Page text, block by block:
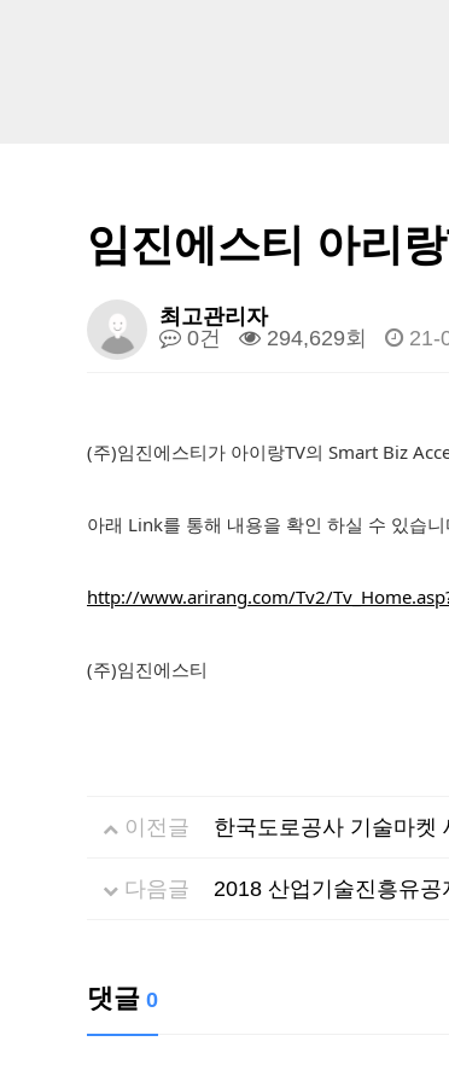
임진에스티 아리
최고관리자
0건
294,629회 21-
(주)임진에스티가 아이랑TV의 Smart Biz
아래 Link를 통해 내용을 확인 하실 수 있습니
http://www.arirang.com/Tv2/
(주)임진에스티
이전글 한국도로공사 기술마켓
다음글 2018 산업기술진흥유공
댓글 0